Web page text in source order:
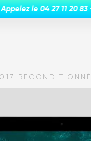
RECONDITIONNÉ